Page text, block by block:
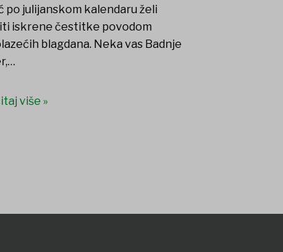
po julijanskom kalendaru želi
iskrene čestitke povodom
blagdana. Neka vas Badnje
više »